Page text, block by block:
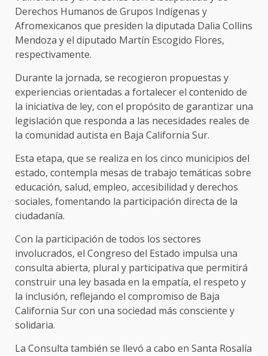
Derechos Humanos de Grupos Indígenas y
Afromexicanos que presiden la diputada Dalia Collins
Mendoza y el diputado Martín Escogido Flores,
respectivamente.
Durante la jornada, se recogieron propuestas y
experiencias orientadas a fortalecer el contenido de
la iniciativa de ley, con el propósito de garantizar una
legislación que responda a las necesidades reales de
la comunidad autista en Baja California Sur.
Esta etapa, que se realiza en los cinco municipios del
estado, contempla mesas de trabajo temáticas sobre
educación, salud, empleo, accesibilidad y derechos
sociales, fomentando la participación directa de la
ciudadanía.
Con la participación de todos los sectores
involucrados, el Congreso del Estado impulsa una
consulta abierta, plural y participativa que permitirá
construir una ley basada en la empatía, el respeto y
la inclusión, reflejando el compromiso de Baja
California Sur con una sociedad más consciente y
solidaria.
La Consulta también se llevó a cabo en Santa Rosalía